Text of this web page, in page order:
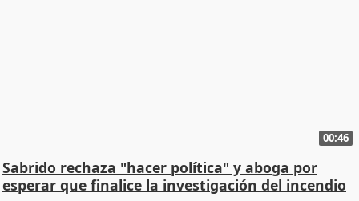
00:46
Sabrido rechaza "hacer política" y aboga por
esperar que finalice la investigación del incendio